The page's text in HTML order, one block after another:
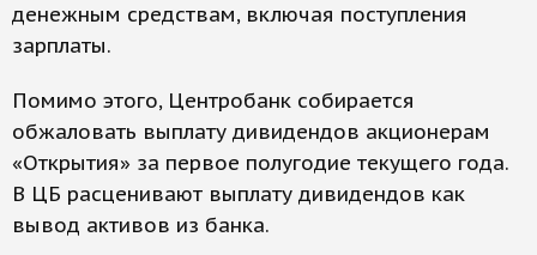
денежным средствам, включая поступления
зарплаты.
Помимо этого, Центробанк собирается
обжаловать выплату дивидендов акционерам
«Открытия» за первое полугодие текущего года.
В ЦБ расценивают выплату дивидендов как
вывод активов из банка.